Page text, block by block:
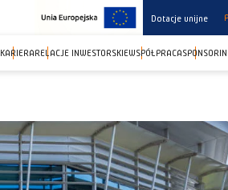
Dotacje unijne
KARIERARELACJE INWESTORSKIEWSPÓŁPRACA